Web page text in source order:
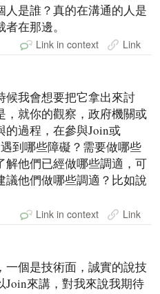
人是誰？真的在溝通的人是
在那邊。
Link in context Link
候我會想要把它拿出來討
，就你的觀察，政府機關或
的過程，在參與Join或
到哪些障礙？需要做哪些
解他們已經做哪些調適，可
議他們做哪些調適？比如說
Link in context Link
一個是技術面，誠實的說技
Join來講，對我來說我期待